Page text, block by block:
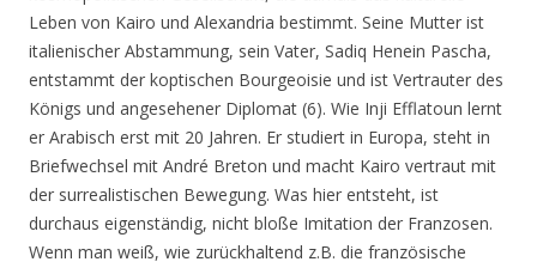
Leben von Kairo und Alexandria bestimmt. Seine Mutter ist
italienischer Abstammung, sein Vater, Sadiq Henein Pascha,
entstammt der koptischen Bourgeoisie und ist Vertrauter des
Königs und angesehener Diplomat (6). Wie Inji Efflatoun lernt
er Arabisch erst mit 20 Jahren. Er studiert in Europa, steht in
Briefwechsel mit André Breton und macht Kairo vertraut mit
der surrealistischen Bewegung. Was hier entsteht, ist
durchaus eigenständig, nicht bloße Imitation der Franzosen.
Wenn man weiß, wie zurückhaltend z.B. die französische